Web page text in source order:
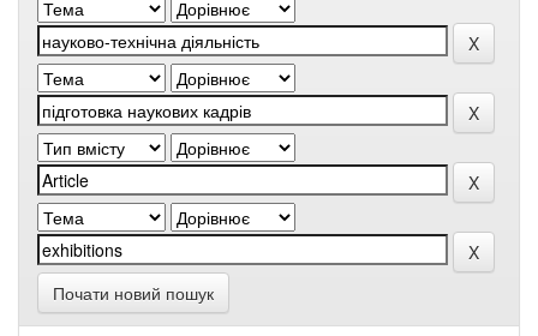
Почати новий пошук